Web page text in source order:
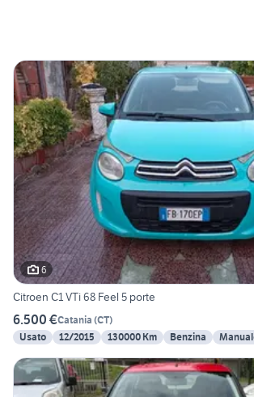
6
Citroen C1 VTi 68 Feel 5 porte
6.500 €Catania (CT)
Usato
12/2015 130000 Km Benzina